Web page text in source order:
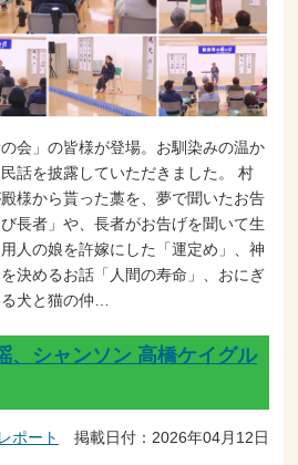
会」の皆様が登場。お馴染みの温か
話を披露していただきました。 村
様から貰った藁を、夢で聞いたお告
長者」や、長者がお告げを聞いて生
人の娘を許嫁にした「運定め」、神
決めるお話「人間の寿命」、おにぎ
犬と猫の仲…
、シャンソン 高橋ケイグル
ポート 掲載日付：2026年04月12日